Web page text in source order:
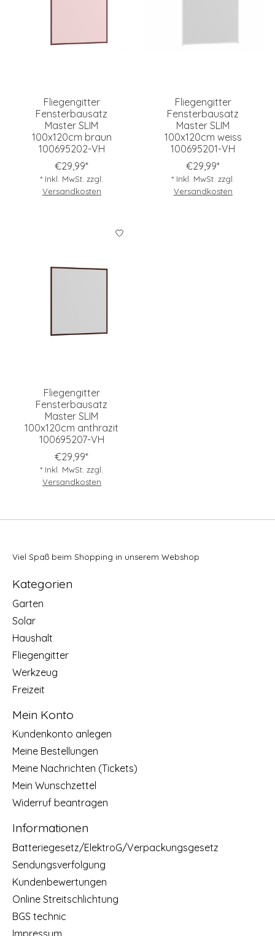
Fliegengitter
Fensterbausatz
Master SLIM
100x120cm braun
100695202-VH
€29,99*
* Inkl. MwSt. zzgl.
Versandkosten
Fliegengitter
Fensterbausatz
Master SLIM
100x120cm weiss
100695201-VH
€29,99*
* Inkl. MwSt. zzgl.
Versandkosten
Fliegengitter
Fensterbausatz
Master SLIM
100x120cm anthrazit
100695207-VH
€29,99*
* Inkl. MwSt. zzgl.
Versandkosten
Viel Spaß beim Shopping in unserem Webshop
Kategorien
Garten
Solar
Haushalt
Fliegengitter
Werkzeug
Freizeit
Mein Konto
Kundenkonto anlegen
Meine Bestellungen
Meine Nachrichten (Tickets)
Mein Wunschzettel
Widerruf beantragen
Informationen
Batteriegesetz/ElektroG/Verpackungsgesetz
Sendungsverfolgung
Kundenbewertungen
Online Streitschlichtung
BGS technic
Impressum